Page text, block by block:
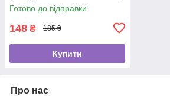
Готово до відправки
148 ₴ 185 ₴
Купити
Про нас